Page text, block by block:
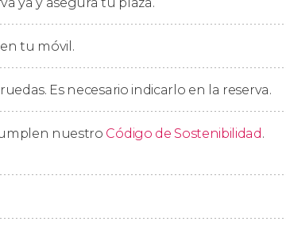
completa sin un postre de altura.
los locales con más solera del barrio. Para
disfrutaremos de una
. ¡El auténtico sabor de laDolce Vita!
en función de la temporada, pero siempre
tu móvil.
Es necesario indicarlo en la reserva.
nuestro Código de Sostenibilidad .